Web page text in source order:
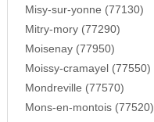
Misy-sur-yonne (77130)
Mitry-mory (77290)
Moisenay (77950)
Moissy-cramayel (77550)
Mondreville (77570)
Mons-en-montois (77520)